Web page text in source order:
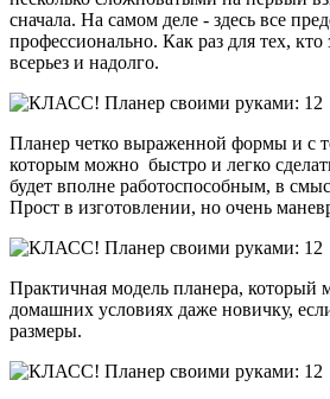
сначала. На самом деле - здесь все
профессионально. Как раз для тех, кто
всерьез и надолго.
Планер четко выраженной формы и с
которым можно быстро и легко
будет вполне работоспособным, в
Прост в изготовлении, но очень
Практичная модель планера, который
домашних условиях даже новичку,
размеры.